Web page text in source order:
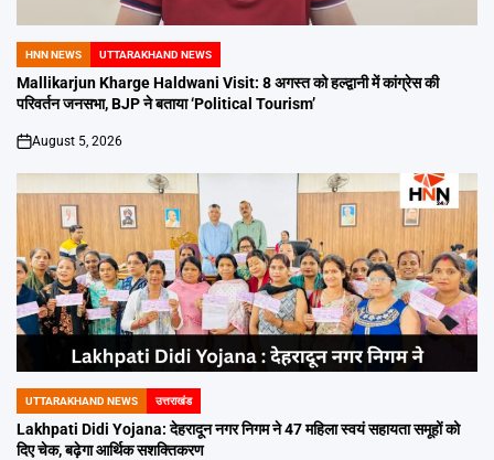
POSTED
IN
HNN NEWS UTTARAKHAND NEWS
Mallikarjun Kharge Haldwani Visit: 8 अगस्त को हल्द्वानी में कांग्रेस की
परिवर्तन जनसभा, BJP ने बताया ‘Political Tourism’
on
August 5, 2026
POSTED
IN
UTTARAKHAND NEWS उत्तराखंड
Lakhpati Didi Yojana: देहरादून नगर निगम ने 47 महिला स्वयं सहायता समूहों को
दिए चेक, बढ़ेगा आर्थिक सशक्तिकरण